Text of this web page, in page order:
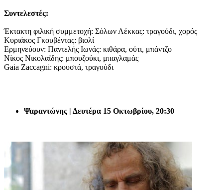
Συντελεστές:
Έκτακτη φιλική συμμετοχή: Σόλων Λέκκας: τραγούδι, χορός
Κυριάκος Γκουβέντας: βιολί
Ερμηνεύουν: Παντελής Ιωνάς: κιθάρα, ούτι, μπάντζο
Νίκος Νικολαΐδης: μπουζούκι, μπαγλαμάς
Gaia Zaccagni: κρουστά, τραγούδι
Ψαραντώνης | Δευτέρα 15 Οκτωβρίου, 20:30